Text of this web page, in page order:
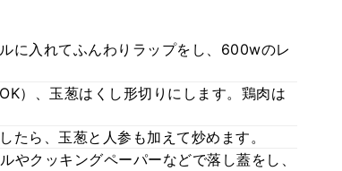
に入れてふんわりラップをし、600wのレ
）、玉葱はくし形切りにします。鶏肉は
ら、玉葱と人参も加えて炒めます。
クッキングペーパーなどで落し蓋をし、